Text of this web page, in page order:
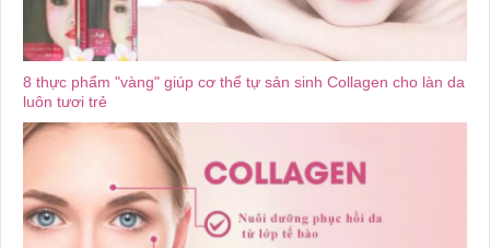
8 thực phẩm "vàng" giúp cơ thể tự sản sinh Collagen cho làn da
luôn tươi trẻ